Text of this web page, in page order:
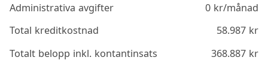
Administrativa avgifter
0kr/månad
Total kreditkostnad
58.987kr
Totalt belopp inkl. kontantinsats
368.887kr